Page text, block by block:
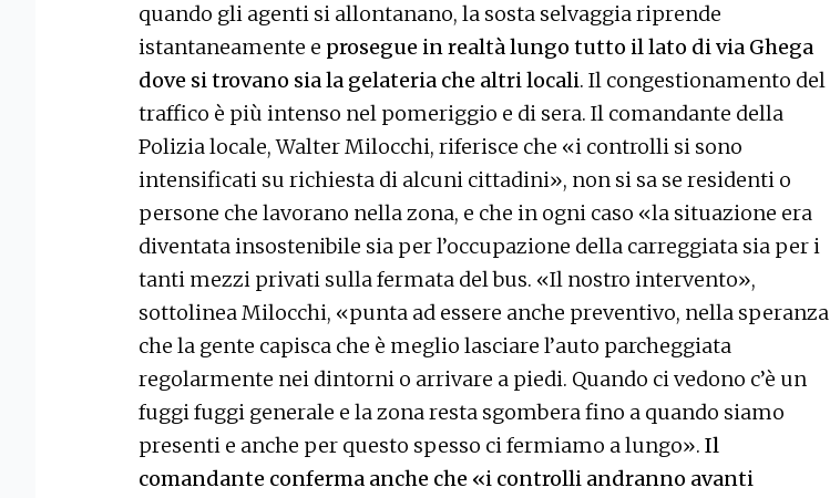
quando gli agenti si allontanano, la sosta selvaggia riprende
istantaneamente e prosegue in realtà lungo tutto il lato di via Ghega
dove si trovano sia la gelateria che altri locali. Il congestionamento del
traffico è più intenso nel pomeriggio e di sera. Il comandante della
Polizia locale, Walter Milocchi, riferisce che «i controlli si sono
intensificati su richiesta di alcuni cittadini», non si sa se residenti o
persone che lavorano nella zona, e che in ogni caso «la situazione era
diventata insostenibile sia per l’occupazione della carreggiata sia per i
tanti mezzi privati sulla fermata del bus. «Il nostro intervento»,
sottolinea Milocchi, «punta ad essere anche preventivo, nella speranza
che la gente capisca che è meglio lasciare l’auto parcheggiata
regolarmente nei dintorni o arrivare a piedi. Quando ci vedono c’è un
fuggi fuggi generale e la zona resta sgombera fino a quando siamo
presenti e anche per questo spesso ci fermiamo a lungo». Il
comandante conferma anche che «i controlli andranno avanti